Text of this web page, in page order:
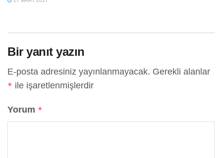
Bir yanıt yazın
E-posta adresiniz yayınlanmayacak. Gerekli alanlar
* ile işaretlenmişlerdir
Yorum *